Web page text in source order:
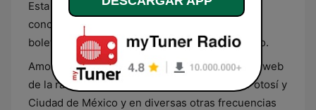
Esta radio promueve también varios eventos y
conciertos musicales por todo el país y regala
boletos a través de la interacción con el público.
Amor FM se puede oír en línea en la página de web
de la radio, en la señal 95.3 FM en San Luis Potosí y
Ciudad de México y en diversas otras frecuencias